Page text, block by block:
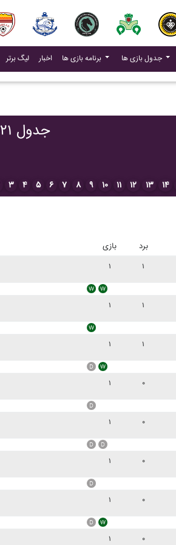
لیگ برتر اخبار(current) برنامه بازی ها جدول بازی ها
League Division ۳ ۲۰۲۱ جدول
۳ ۴ ۵ ۶ ۷ ۸ ۹ ۱۰ ۱۱ ۱۲ ۱۳ ۱۴
بازی برد
۱ ۱
۱ ۱
۱ ۱
۱ ۰
۱ ۰
۱ ۰
۱ ۰
۱ ۰